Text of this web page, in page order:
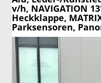
v/h, NAVIGATION
Heckklappe,
Parksensoren,